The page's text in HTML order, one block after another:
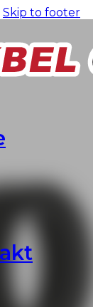
Skip to footer